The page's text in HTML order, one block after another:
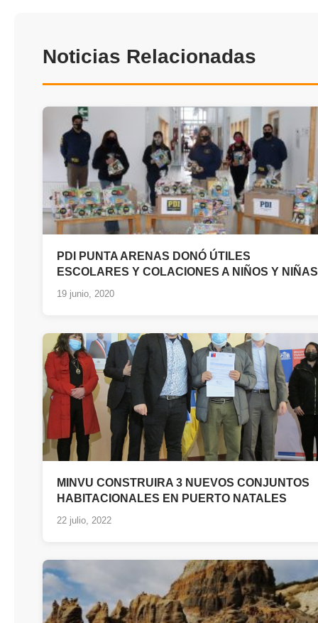
Noticias Relacionadas
PDI PUNTA ARENAS DONÓ ÚTILES
ESCOLARES Y COLACIONES A NIÑOS Y NIÑAS
19 junio, 2020
MINVU CONSTRUIRA 3 NUEVOS CONJUNTOS
HABITACIONALES EN PUERTO NATALES
22 julio, 2022